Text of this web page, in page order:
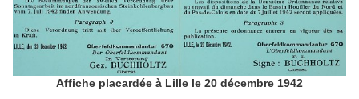
Affiche placardée à Lille le 20 décembre 1942